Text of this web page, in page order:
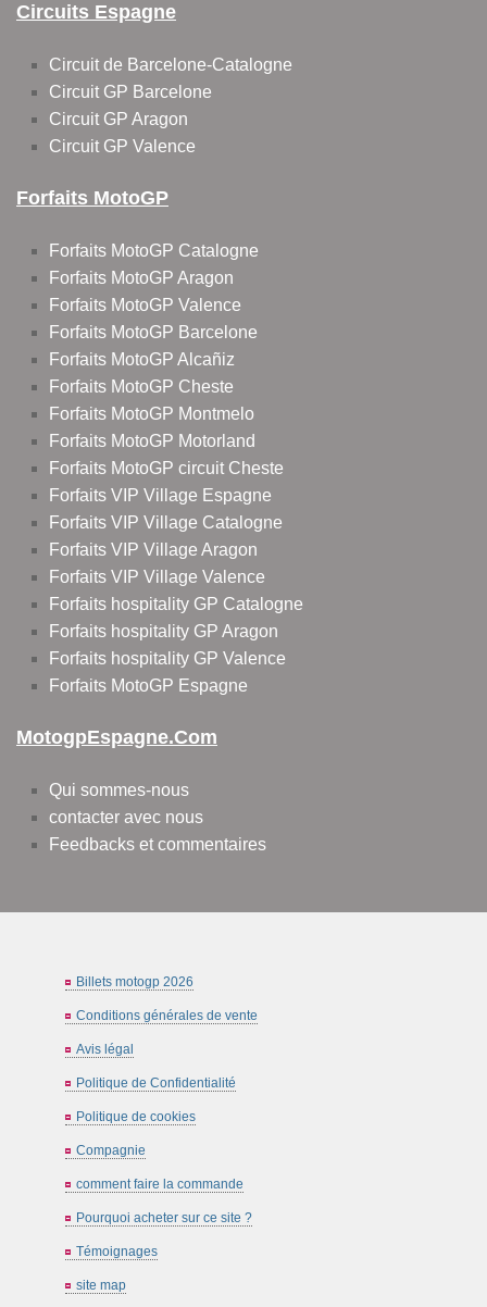
Circuits Espagne
Circuit de Barcelone-Catalogne
Circuit GP Barcelone
Circuit GP Aragon
Circuit GP Valence
Forfaits MotoGP
Forfaits MotoGP Catalogne
Forfaits MotoGP Aragon
Forfaits MotoGP Valence
Forfaits MotoGP Barcelone
Forfaits MotoGP Alcañiz
Forfaits MotoGP Cheste
Forfaits MotoGP Montmelo
Forfaits MotoGP Motorland
Forfaits MotoGP circuit Cheste
Forfaits VIP Village Espagne
Forfaits VIP Village Catalogne
Forfaits VIP Village Aragon
Forfaits VIP Village Valence
Forfaits hospitality GP Catalogne
Forfaits hospitality GP Aragon
Forfaits hospitality GP Valence
Forfaits MotoGP Espagne
MotogpEspagne.com
Qui sommes-nous
contacter avec nous
Feedbacks et commentaires
Billets motogp 2026
Conditions générales de vente
Avis légal
Politique de Confidentialité
Politique de cookies
Compagnie
comment faire la commande
Pourquoi acheter sur ce site ?
Témoignages
site map